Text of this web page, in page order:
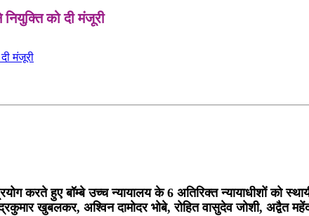
नियुक्ति को दी मंजूरी
प्रयोग करते हुए बॉम्बे उच्च न्यायालय के 6 अतिरिक्त न्यायाधीशों
खुबलकर, अश्विन दामोदर भोबे, रोहित वासुदेव जोशी, अद्वैत